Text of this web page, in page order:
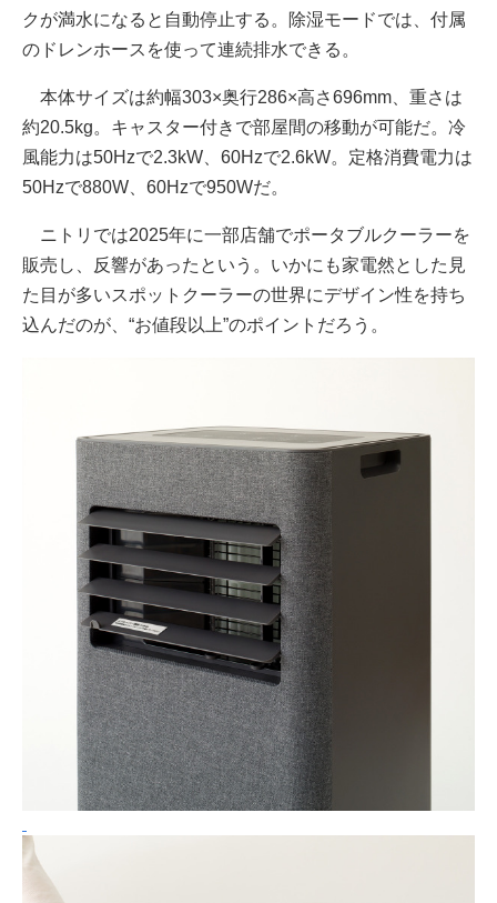
クが満水になると自動停止する。除湿モードでは、付属
のドレンホースを使って連続排水できる。
本体サイズは約幅303×奥行286×高さ696mm、重さは
約20.5kg。キャスター付きで部屋間の移動が可能だ。冷
風能力は50Hzで2.3kW、60Hzで2.6kW。定格消費電力は
50Hzで880W、60Hzで950Wだ。
ニトリでは2025年に一部店舗でポータブルクーラーを
販売し、反響があったという。いかにも家電然とした見
た目が多いスポットクーラーの世界にデザイン性を持ち
込んだのが、“お値段以上”のポイントだろう。